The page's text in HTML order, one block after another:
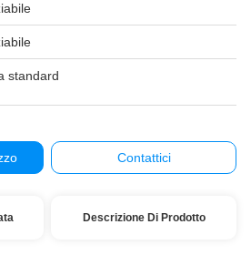
standard
Contattici
Descrizione Di Prodotto